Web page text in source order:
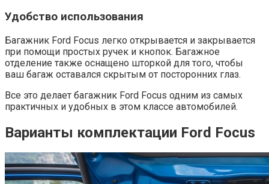
Удобство использования
Багажник Ford Focus легко открывается и закрывается
при помощи простых ручек и кнопок. Багажное
отделение также оснащено шторкой для того, чтобы
ваш багаж оставался скрытым от посторонних глаз.
Все это делает багажник Ford Focus одним из самых
практичных и удобных в этом классе автомобилей.
Варианты комплектации Ford Focus